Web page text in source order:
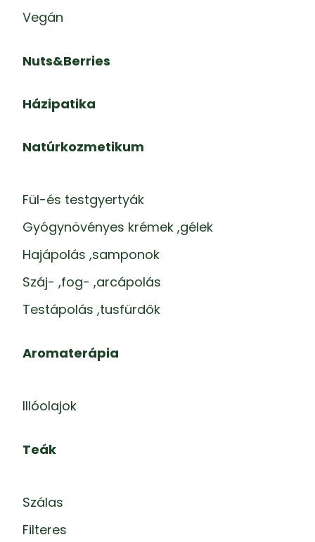
Vegán
Nuts&Berries
Házipatika
Natúrkozmetikum
Fül-és testgyertyák
Gyógynövényes krémek ,gélek
Hajápolás ,samponok
Száj- ,fog- ,arcápolás
Testápolás ,tusfürdők
Aromaterápia
Illóolajok
Teák
Szálas
Filteres